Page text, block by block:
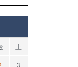
土
3